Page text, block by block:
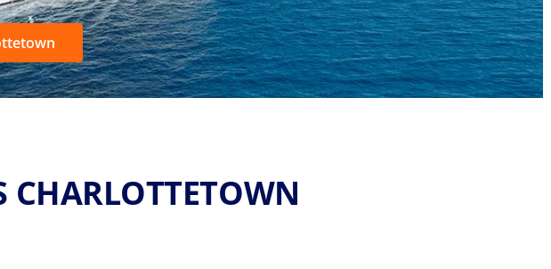
CHARLOTTETOWN